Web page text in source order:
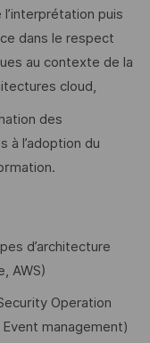
puis
dans le respect
au contexte de la
cloud,
des
à l’adoption du
d’architecture
AWS)
Operation
management)